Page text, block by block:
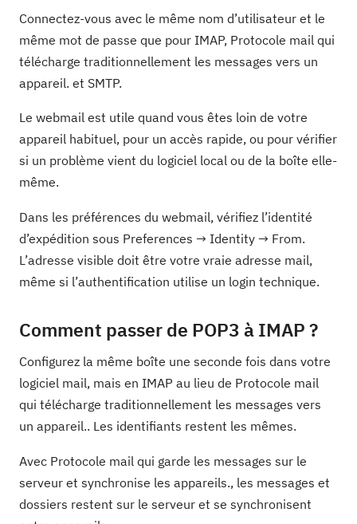
Connectez-vous avec le même nom d’utilisateur et le
même mot de passe que pour IMAP, Protocole mail qui
télécharge traditionnellement les messages vers un
appareil. et SMTP.
Le webmail est utile quand vous êtes loin de votre
appareil habituel, pour un accès rapide, ou pour vérifier
si un problème vient du logiciel local ou de la boîte elle-
même.
Dans les préférences du webmail, vérifiez l’identité
d’expédition sous Preferences → Identity → From.
L’adresse visible doit être votre vraie adresse mail,
même si l’authentification utilise un login technique.
Comment passer de POP3 à IMAP ?
Configurez la même boîte une seconde fois dans votre
logiciel mail, mais en IMAP au lieu de Protocole mail
qui télécharge traditionnellement les messages vers
un appareil.. Les identifiants restent les mêmes.
Avec Protocole mail qui garde les messages sur le
serveur et synchronise les appareils., les messages et
dossiers restent sur le serveur et se synchronisent